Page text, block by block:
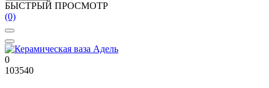
БЫСТРЫЙ ПРОСМОТР
(0)
0
103540